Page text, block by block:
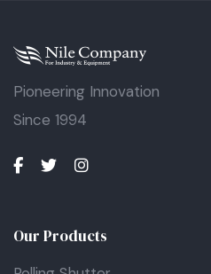
Pioneering Innovation
Since 1994
Our Products